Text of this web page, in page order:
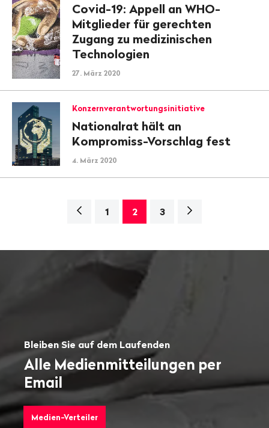
Covid-19: Appell an WHO-
Mitglieder für gerechten
Zugang zu medizin­isch­en
Technologien
27. März 2020
Konzernverantwortungsinitiative
Nationalrat hält an
Kompromiss-Vorschlag fest
4. März 2020
Navigation
1 2 3
Nächste
Bleiben Sie auf dem Laufenden
Alle Medienmitteilungen per
Email
Medien-Verteiler